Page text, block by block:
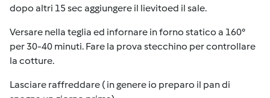
dopo altri 15 sec aggiungere il lievitoed il sale.
Versare nella teglia ed infornare in forno statico a 160°
per 30-40 minuti. Fare la prova stecchino per controllare
la cotture.
Lasciare raffreddare ( in genere io preparo il pan di